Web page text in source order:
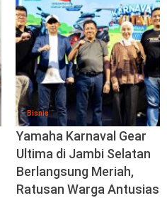
Bisnis
Yamaha Karnaval Gear
Ultima di Jambi Selatan
Berlangsung Meriah,
Ratusan Warga Antusias